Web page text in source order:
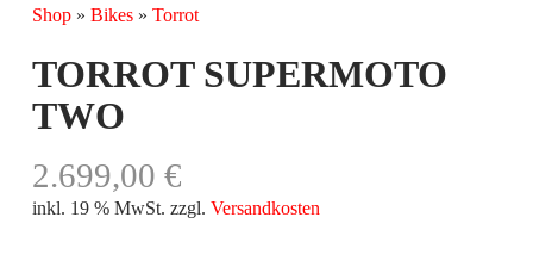
Shop » Bikes » Torrot
TORROT SUPERMOTO
TWO
2.699,00 €
inkl. 19 % MwSt. zzgl. Versandkosten